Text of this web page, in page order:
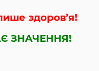
здоров’я!
ЗНАЧЕННЯ!